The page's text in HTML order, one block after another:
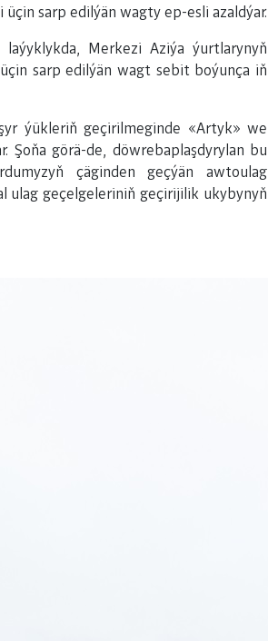
sarp edilýän wagty ep-esli azaldýar.
Merkezi Aziýa ýurtlarynyň
sarp edilýän wagt sebit boýunça iň
ýükleriň geçirilmeginde «Artyk» we
Şoňa görä-de, döwrebaplaşdyrylan bu
çäginden geçýän awtoulag
ulag geçelgeleriniň geçirijilik ukybynyň